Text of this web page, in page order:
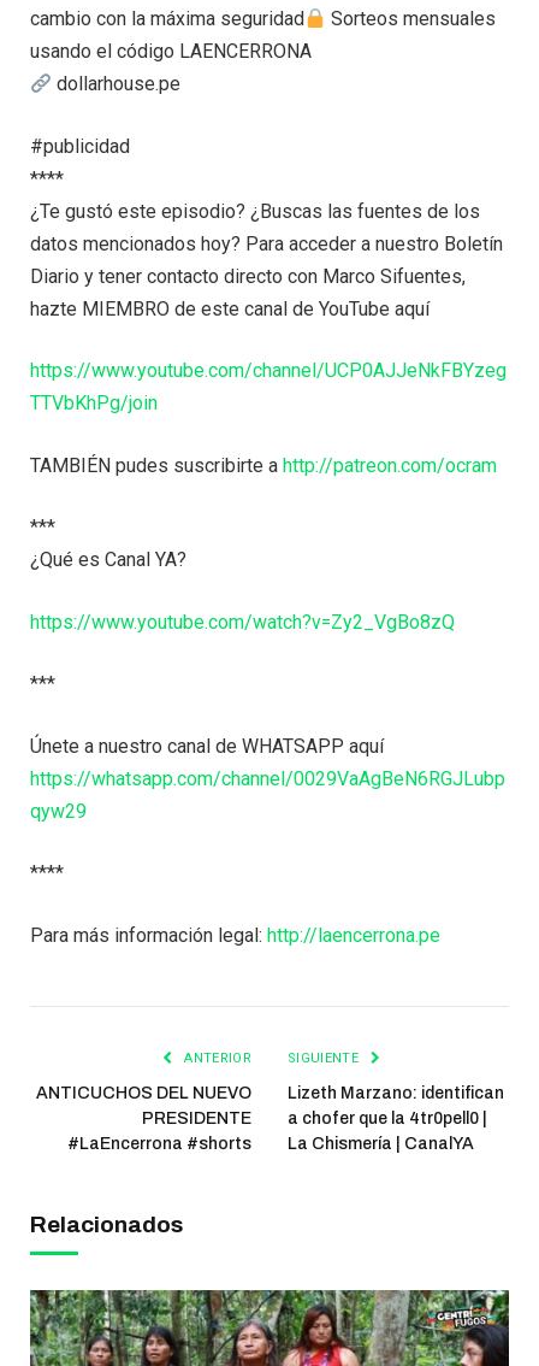
cambio con la máxima seguridad
Sorteos mensuales
usando el código LAENCERRONA
dollarhouse.pe
#publicidad
****
¿Te gustó este episodio? ¿Buscas las fuentes de los
datos mencionados hoy? Para acceder a nuestro Boletín
Diario y tener contacto directo con Marco Sifuentes,
hazte MIEMBRO de este canal de YouTube aquí
https://www.youtube.com/channel/UCP0AJJeNkFBYzeg
TTVbKhPg/join
TAMBIÉN pudes suscribirte a http://patreon.com/ocram
***
¿Qué es Canal YA?
https://www.youtube.com/watch?v=Zy2_VgBo8zQ
***
Únete a nuestro canal de WHATSAPP aquí
https://whatsapp.com/channel/0029VaAgBeN6RGJLubp
qyw29
****
Para más información legal: http://laencerrona.pe
ANTERIOR
ANTICUCHOS DEL NUEVO
PRESIDENTE
#LaEncerrona #shorts
SIGUIENTE
Lizeth Marzano: identifican
a chofer que la 4tr0pell0 |
La Chismería | CanalYA
Relacionados